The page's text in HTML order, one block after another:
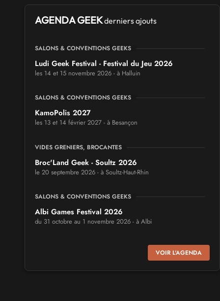
AGENDA GEEKderniers ajouts
SALONS & CONVENTIONS GEEKS
Ludi Geek Festival - Festival du Jeu 2026
les 14 et 15 novembre 2026 - à Halluin
SALONS & CONVENTIONS GEEKS
KamoPolis 2027
les 13 et 14 février 2027 - à Besançon
VIDES GRENIERS, BROCANTES
Broc'Land Geek - Soultz 2026
le 20 septembre 2026 - à Soultz-Haut-Rhin
SALONS & CONVENTIONS GEEKS
Albi Games Festival 2026
du 31 octobre au 1 novembre 2026 - à Albi
Virtual Calais - salon du jeu vidéo et des loisirs
numériques 2026
VOIR L'AGENDA